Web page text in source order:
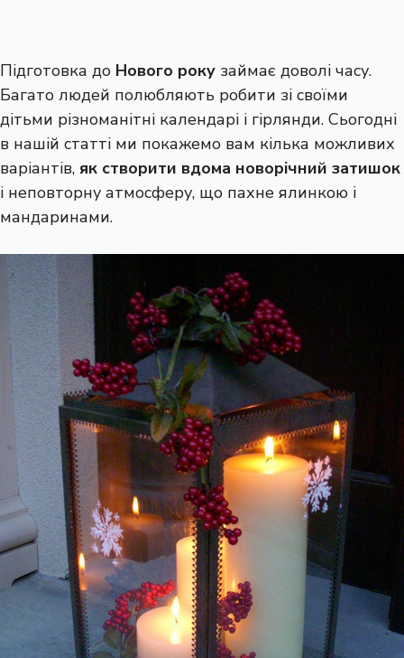
Підготовка до Нового року займає доволі часу.
Багато людей полюбляють робити зі своїми
дітьми різноманітні календарі і гірлянди. Сьогодні
в нашій статті ми покажемо вам кілька можливих
варіантів, як створити вдома новорічний затишок
і неповторну атмосферу, що пахне ялинкою і
мандаринами.